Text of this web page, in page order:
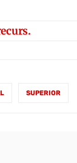
SUPERIOR